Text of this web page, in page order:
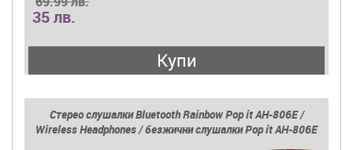
35 лв.
Купи
Стерео слушалки Bluetooth Rainbow Pop it AH-806E /
Wireless Headphones / безжични слушалки Pop it AH-806E